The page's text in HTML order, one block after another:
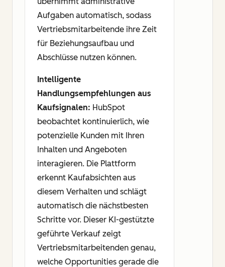
Aufgaben automatisch, sodass
Vertriebsmitarbeitende ihre Zeit
für Beziehungsaufbau und
Abschlüsse nutzen können.
Intelligente
Handlungsempfehlungen aus
Kaufsignalen: HubSpot
beobachtet kontinuierlich, wie
potenzielle Kunden mit Ihren
Inhalten und Angeboten
interagieren. Die Plattform
erkennt Kaufabsichten aus
diesem Verhalten und schlägt
automatisch die nächstbesten
Schritte vor. Dieser KI-gestützte
geführte Verkauf zeigt
Vertriebsmitarbeitenden genau,
welche Opportunities gerade die